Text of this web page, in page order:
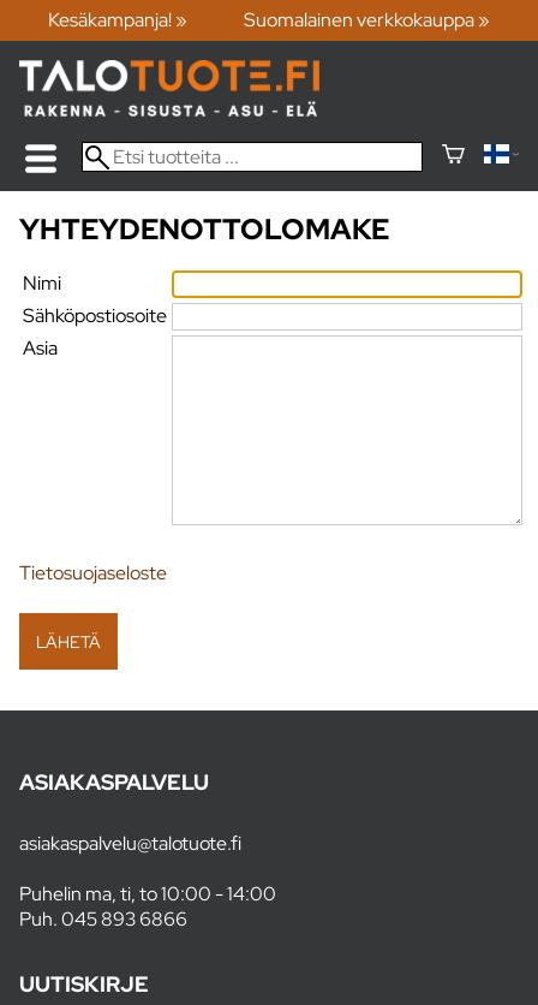
Kesäkampanja! » Suomalainen verkkokauppa »
YHTEYDENOTTOLOMAKE
Nimi
Sähköpostiosoite
Asia
Tietosuojaseloste
ASIAKASPALVELU
asiakaspalvelu@talotuote.fi
Puhelin ma, ti, to 10:00 - 14:00
Puh.045 893 6866
UUTISKIRJE